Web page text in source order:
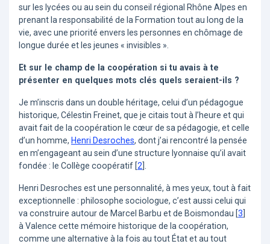
sur les lycées ou au sein du conseil régional Rhône Alpes en
prenant la responsabilité de la Formation tout au long de la
vie, avec une priorité envers les personnes en chômage de
longue durée et les jeunes « invisibles ».
Et sur le champ de la coopération si tu avais à te
présenter en quelques mots clés quels seraient-ils ?
Je m’inscris dans un double héritage, celui d’un pédagogue
historique, Célestin Freinet, que je citais tout à l’heure et qui
avait fait de la coopération le cœur de sa pédagogie, et celle
d’un homme, Henri Desroches, dont j’ai rencontré la pensée
en m’engageant au sein d’une structure lyonnaise qu’il avait
fondée : le Collège coopératif [2
Henri Desroches est une personnalité, à mes yeux, tout à fait
exceptionnelle : philosophe sociologue, c’est aussi celui qui
va construire autour de Marcel Barbu et de Boismondau [3
à Valence cette mémoire historique de la coopération,
comme une alternative à la fois au tout État et au tout